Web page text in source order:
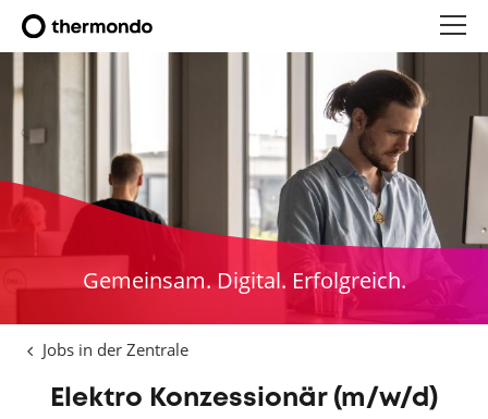
Gemeinsam. Digital. Erfolgreich.
Jobs in der Zentrale
Elektro Konzessionär (m/w/d)